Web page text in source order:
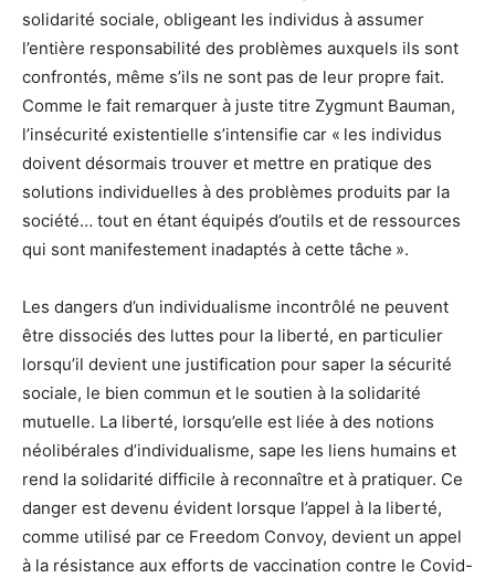
solidarité sociale, obligeant les individus à assumer
l’entière responsabilité des problèmes auxquels ils sont
confrontés, même s’ils ne sont pas de leur propre fait.
Comme le fait remarquer à juste titre Zygmunt Bauman,
l’insécurité existentielle s’intensifie car « les individus
doivent désormais trouver et mettre en pratique des
solutions individuelles à des problèmes produits par la
société… tout en étant équipés d’outils et de ressources
qui sont manifestement inadaptés à cette tâche ».
Les dangers d’un individualisme incontrôlé ne peuvent
être dissociés des luttes pour la liberté, en particulier
lorsqu’il devient une justification pour saper la sécurité
sociale, le bien commun et le soutien à la solidarité
mutuelle. La liberté, lorsqu’elle est liée à des notions
néolibérales d’individualisme, sape les liens humains et
rend la solidarité difficile à reconnaître et à pratiquer. Ce
danger est devenu évident lorsque l’appel à la liberté,
comme utilisé par ce Freedom Convoy, devient un appel
à la résistance aux efforts de vaccination contre le Covid-